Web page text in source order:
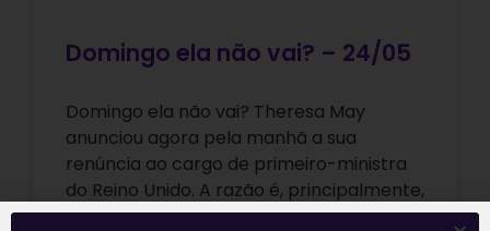
Domingo ela não vai? – 24/05
Domingo ela não vai? Theresa May
anunciou agora pela manhã a sua
renúncia ao cargo de primeiro-ministra
do Reino Unido. A razão é, principalmente,
devido